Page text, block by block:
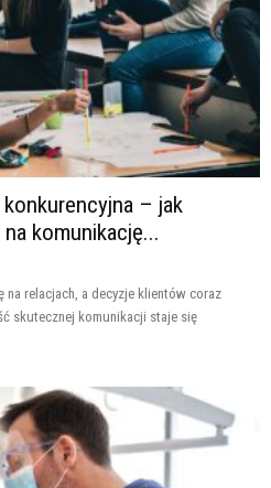
– jak
komunikację...
na relacjach, a decyzje klientów coraz
skutecznej komunikacji staje się